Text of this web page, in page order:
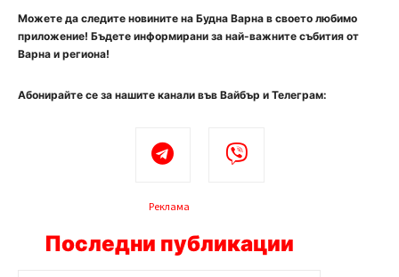
Можете да следите новините на Будна Варна в своето любимо
приложение! Бъдете информирани за най-важните събития от
Варна и региона!
Абонирайте се за нашите канали във Вайбър и Телеграм:
Реклама
Последни публикации